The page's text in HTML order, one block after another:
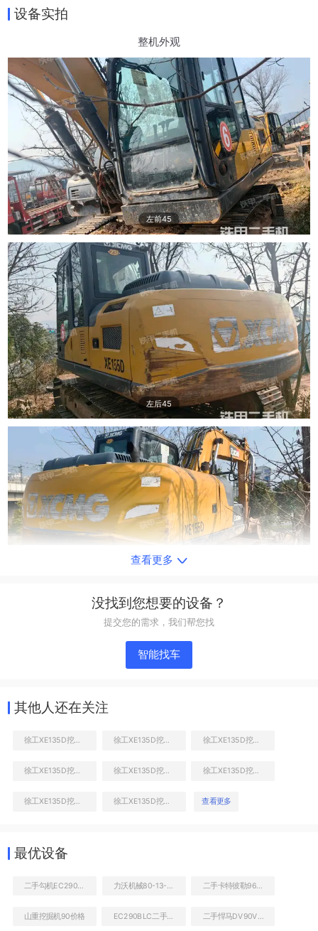
设备实拍
整机外观
左前45
左后45
右前45
查看更多
没找到您想要的设备？
提交您的需求，我们帮您找
智能找车
其他人还在关注
徐工XE135D挖掘机
徐工XE135D挖掘机
查看更多
最优设备
二手卡特彼勒963D装载机
山重挖掘机90价格 EC290BLC二手出售